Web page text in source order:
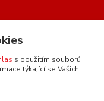
s použitím souborů
týkající se Vašich